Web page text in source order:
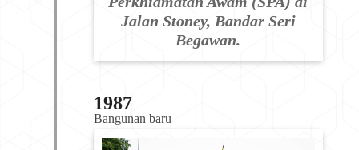
Jalan Stoney, Bandar Seri
Begawan.
1987
Bangunan baru